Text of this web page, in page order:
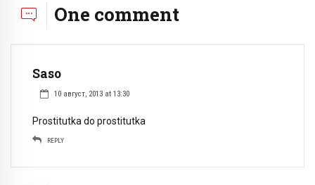
One comment
Saso
10 август, 2013 at 13:30
Prostitutka do prostitutka
REPLY